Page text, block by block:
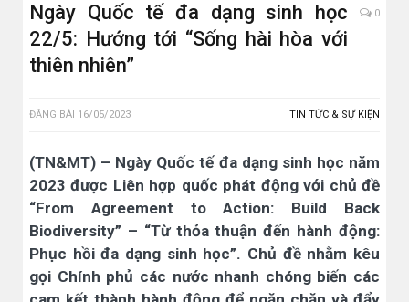
Ngày Quốc tế đa dạng sinh học
22/5: Hướng tới “Sống hài hòa với
thiên nhiên”
0
ĐĂNG BÀI 16/05/2023 TIN TỨC & SỰ KIỆN
(TN&MT) – Ngày Quốc tế đa dạng sinh học năm
2023 được Liên hợp quốc phát động với chủ đề
“From Agreement to Action: Build Back
Biodiversity” – “Từ thỏa thuận đến hành động:
Phục hồi đa dạng sinh học”. Chủ đề nhằm kêu
gọi Chính phủ các nước nhanh chóng biến các